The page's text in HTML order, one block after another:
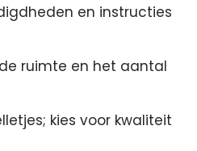
en instructies
ruimte en het aantal
kies voor kwaliteit